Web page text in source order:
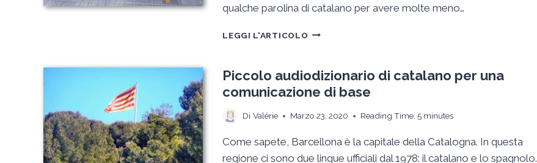
qualche parolina di catalano per avere molte meno…
LEGGI L'ARTICOLO PRONTUARIO
PER
COMUNICARE
IN
O
RISTORANTE
Piccolo audiodizionario di catalano per una
comunicazione di base
Di Valérie Marzo 23, 2020 Reading Time: 5 minutes
Come sapete, Barcellona è la capitale della Catalogna. In questa
regione ci sono due lingue ufficiali dal 1978: il catalano e lo spagnolo.